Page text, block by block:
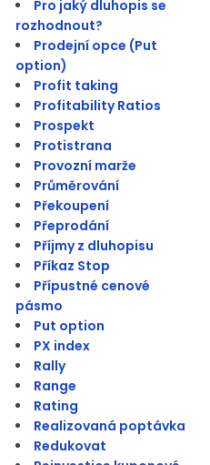
Pro jaký dluhopis se
rozhodnout?
Prodejní opce (Put
option)
Profit taking
Profitability Ratios
Prospekt
Protistrana
Provozní marže
Průměrování
Překoupení
Přeprodání
Příjmy z dluhopisu
Příkaz Stop
Přípustné cenové
pásmo
Put option
PX index
Rally
Range
Rating
Realizovaná poptávka
Redukovat